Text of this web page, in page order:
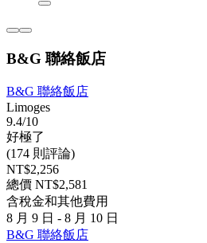
B&G 聯絡飯店
B&G 聯絡飯店
Limoges
9.4/10
好極了
(174 則評論)
NT$2,256
總價 NT$2,581
含稅金和其他費用
8 月 9 日 - 8 月 10 日
B&G 聯絡飯店